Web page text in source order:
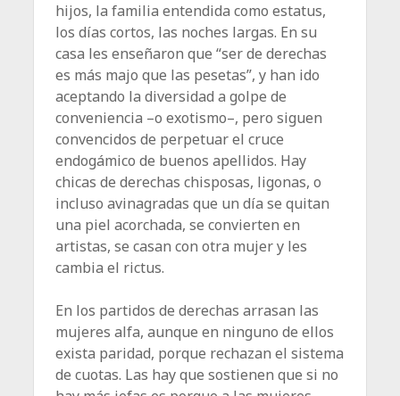
hijos, la familia entendida como estatus,
los días cortos, las noches largas. En su
casa les enseñaron que “ser de derechas
es más majo que las pesetas”, y han ido
aceptando la diversidad a golpe de
conveniencia –o exotismo–, pero siguen
convencidos de perpetuar el cruce
endogámico de buenos apellidos. Hay
chicas de derechas chisposas, ligonas, o
incluso avinagradas que un día se quitan
una piel acorchada, se convierten en
artistas, se casan con otra mujer y les
cambia el rictus.
En los partidos de derechas arrasan las
mujeres alfa, aunque en ninguno de ellos
exista paridad, porque rechazan el sistema
de cuotas. Las hay que sostienen que si no